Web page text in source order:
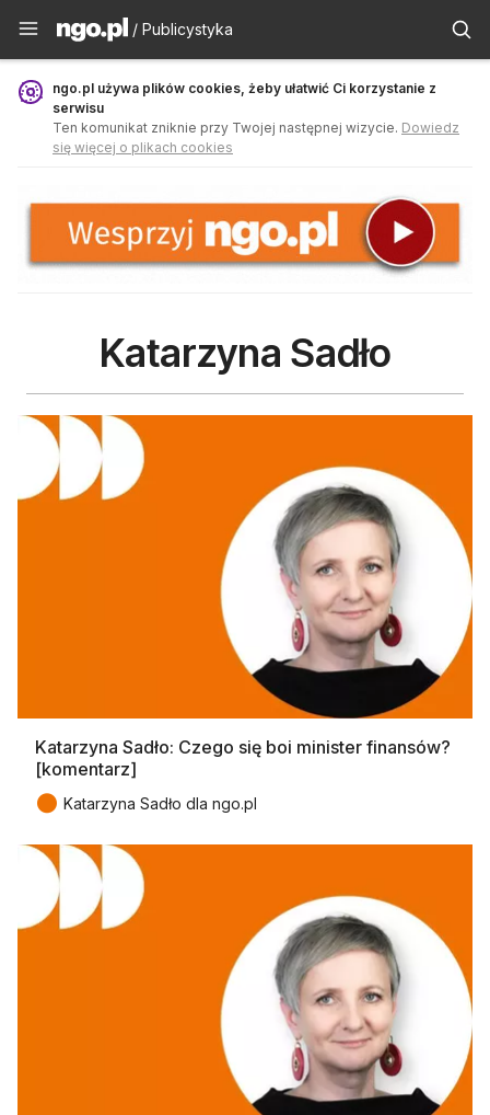
Publicystyka - ngo.pl
/ Publicystyka
ngo.pl używa plików cookies, żeby ułatwić Ci korzystanie z
serwisu
Ten komunikat zniknie przy Twojej następnej wizycie. Dowiedz
się więcej o plikach cookies
Katarzyna Sadło
Katarzyna Sadło: Czego się boi minister finansów?
[komentarz]
● Katarzyna Sadło dla ngo.pl